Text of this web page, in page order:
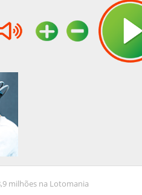
milhões na Lotomania